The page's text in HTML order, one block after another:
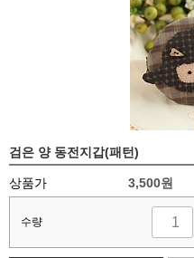
검은 양 동전지갑(패턴)
상품가 3,500원
수량